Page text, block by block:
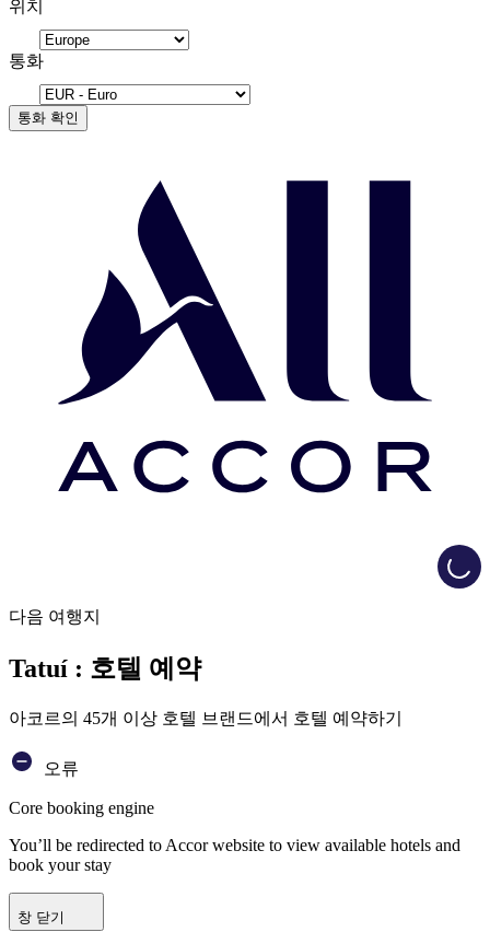
위치
통화
통화 확인
다음 여행지
Tatuí : 호텔 예약
아코르의 45개 이상 호텔 브랜드에서 호텔 예약하기
오류
Core booking engine
You’ll be redirected to Accor website to view available hotels and
book your stay
창 닫기